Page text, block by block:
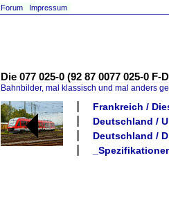
Forum Impressum
Die 077 025-0 (92 87 0077 025-0
Bahnbilder, mal klassisch und mal anders
Frankreich /
Deutschland /
Deutschland /